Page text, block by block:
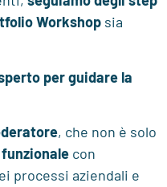
Workshop sia
per guidare la
, che non è solo
con
processi aziendali e